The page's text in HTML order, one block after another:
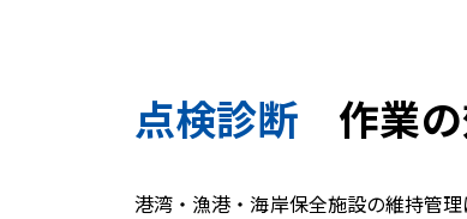
点検診断 作業
港湾・漁港・海岸保全施設の維持管